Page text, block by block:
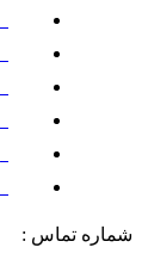
شماره تماس :